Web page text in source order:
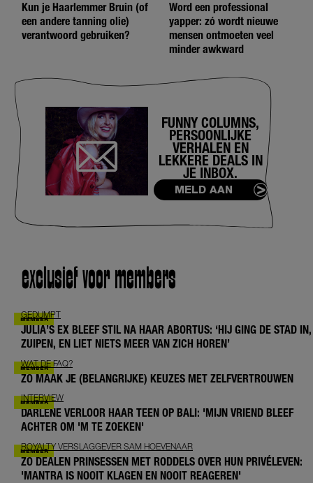
Kun je Haarlemmer Bruin (of
een andere tanning olie)
verantwoord gebruiken?
Word een professional
yapper: zó wordt nieuwe
mensen ontmoeten veel
minder awkward
FUNNY COLUMNS,
PERSOONLIJKE
VERHALEN EN
LEKKERE DEALS IN
JE INBOX.
MELD AAN
exclusief voor members
GEDUMPT
JULIA’S EX BLEEF STIL NA HAAR ABORTUS: ‘HIJ GING DE STAD IN,
ZUIPEN, EN LIET NIETS MEER VAN ZICH HOREN’
WAT DE FAQ?
ZO MAAK JE (BELANGRIJKE) KEUZES MET ZELFVERTROUWEN
INTERVIEW
DARLENE VERLOOR HAAR TEEN OP BALI: 'MIJN VRIEND BLEEF
ACHTER OM 'M TE ZOEKEN'
ROYALTY VERSLAGGEVER SAM HOEVENAAR
ZO DEALEN PRINSESSEN MET RODDELS OVER HUN PRIVÉLEVEN:
'MANTRA IS NOOIT KLAGEN EN NOOIT REAGEREN'